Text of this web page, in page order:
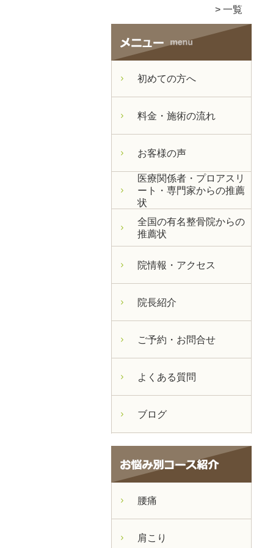
一覧
初めての方へ
料金・施術の流れ
お客様の声
医療関係者・プロアスリ
ート・専門家からの推薦
状
全国の有名整骨院からの
推薦状
院情報・アクセス
院長紹介
ご予約・お問合せ
よくある質問
ブログ
腰痛
肩こり